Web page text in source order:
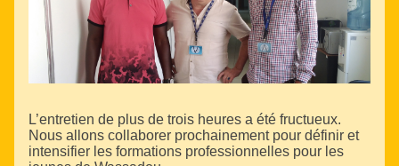
L’entretien de plus de trois heures a été fructueux.
Nous allons collaborer prochainement pour définir et
intensifier les formations professionnelles pour les